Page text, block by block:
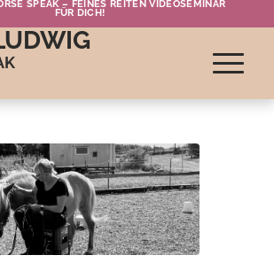
SPEAK – FEINES REITEN VIDEOSEMINAR
FÜR DICH!